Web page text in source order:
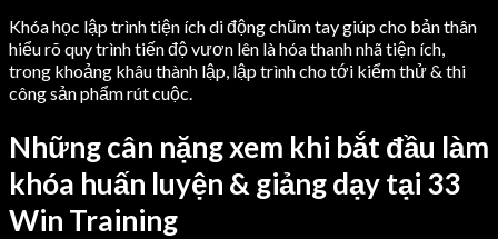
Khóa học lập trình tiện ích di động chũm tay giúp cho bản thân
hiểu rõ quy trình tiến độ vươn lên là hóa thanh nhã tiện ích,
trong khoảng khâu thành lập, lập trình cho tới kiểm thử & thi
công sản phẩm rút cuộc.
Những cân nặng xem khi bắt đầu làm
khóa huấn luyện & giảng dạy tại 33
Win Training